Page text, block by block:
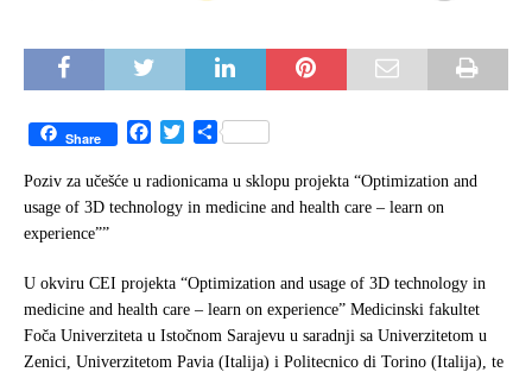
Share
c
e
o
i
t
r
S
a
r
Poziv za učešće u radionicama u sklopu projekta “Optimization and
usage of 3D technology in medicine and health care – learn on
experience””
U okviru CEI projekta “Optimization and usage of 3D technology in
medicine and health care – learn on experience” Medicinski fakultet
Foča Univerziteta u Istočnom Sarajevu u saradnji sa Univerzitetom u
Zenici, Univerzitetom Pavia (Italija) i Politecnico di Torino (Italija), te